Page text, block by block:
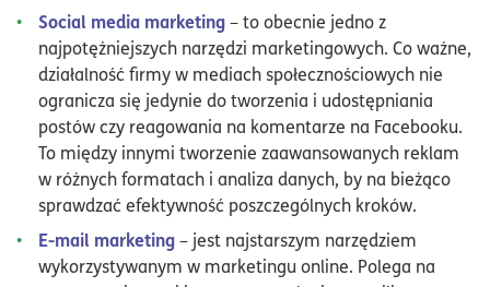
Social media marketing– to obecnie jedno z
najpotężniejszych narzędzi marketingowych. Co ważne,
działalność firmy w mediach społecznościowych nie
ogranicza się jedynie do tworzenia i udostępniania
postów czy reagowania na komentarze na Facebooku.
To między innymi tworzenie zaawansowanych reklam
w różnych formatach i analiza danych, by na bieżąco
sprawdzać efektywność poszczególnych kroków.
E-mail marketing– jest najstarszym narzędziem
wykorzystywanym w marketingu online. Polega na